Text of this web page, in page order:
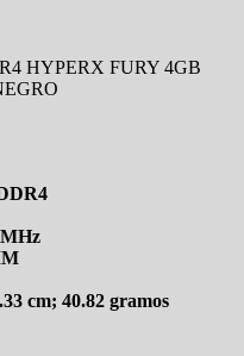
HYPERX FURY 4GB
cm; 40.82 gramos